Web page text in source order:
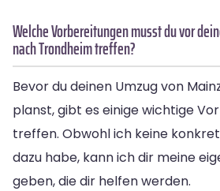
Welche Vorbereitungen musst du vor
nach Trondheim treffen?
Bevor du deinen Umzug von
planst, gibt es einige wichtige
treffen. Obwohl ich keine
dazu habe, kann ich dir meine
geben, die dir helfen werden.